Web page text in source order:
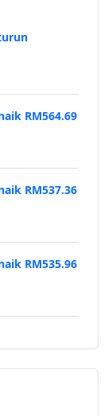
RM564.69
RM537.36
RM535.96